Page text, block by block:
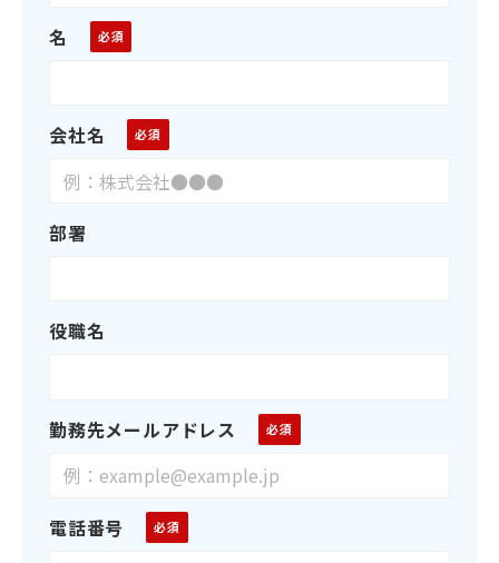
名
会社名
部署
役職名
勤務先メールアドレス
電話番号